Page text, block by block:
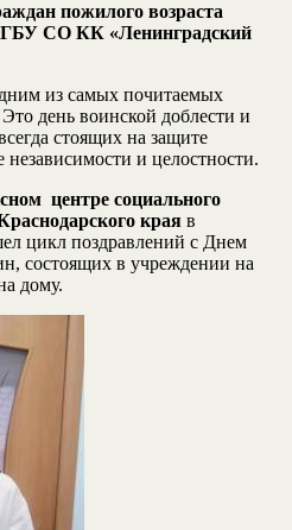
пожилого возраста
СО КК «Ленинградский
из самых почитаемых
день воинской доблести и
стоящих на защите
и целостности.
центре социального
края в
цикл поздравлений с Днем
состоящих в учреждении на
дому.